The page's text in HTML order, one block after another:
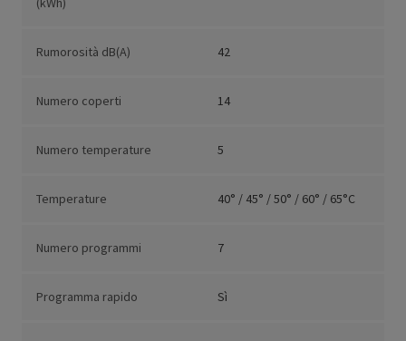
Rumorosità dB(A) 42
Numero coperti 14
Numero temperature 5
Temperature 40° / 45° / 50° / 60° / 65°C
Numero programmi 7
Programma rapido Sì